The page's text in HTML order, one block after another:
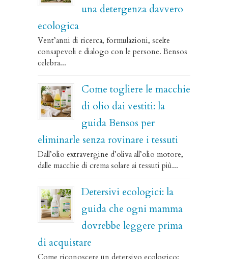
una detergenza davvero
ecologica
Vent’anni di ricerca, formulazioni, scelte
consapevoli e dialogo con le persone. Bensos
celebra...
Come togliere le macchie
di olio dai vestiti: la
guida Bensos per
eliminarle senza rovinare i tessuti
Dall’olio extravergine d’oliva all’olio motore,
dalle macchie di crema solare ai tessuti più...
Detersivi ecologici: la
guida che ogni mamma
dovrebbe leggere prima
di acquistare